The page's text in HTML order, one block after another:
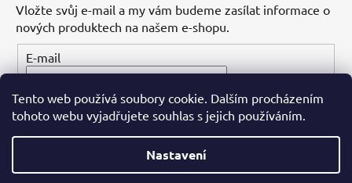
Tento web používá soubory cookie. Dalším procházením
tohoto webu vyjadřujete souhlas s jejich používáním.
Nastavení
Vložte svůj e-mail a my vám budeme zasílat informace o
nových produktech na našem e-shopu.
E-mail
PŘIHLÁSIT SE